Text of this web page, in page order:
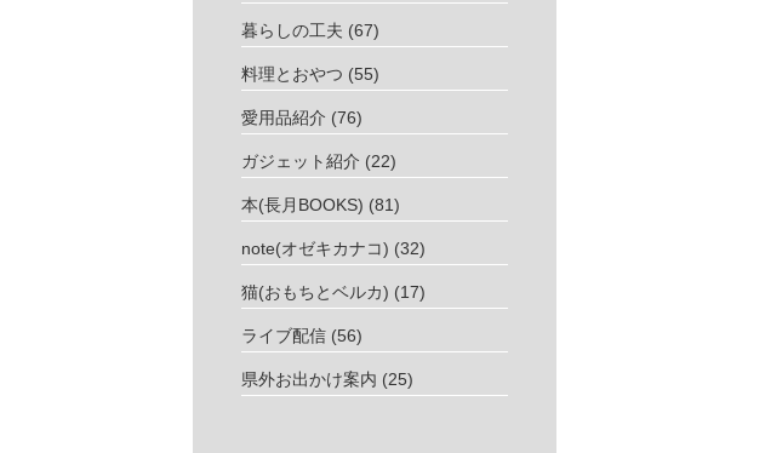
暮らしの工夫 (67)
料理とおやつ (55)
愛用品紹介 (76)
ガジェット紹介 (22)
本(長月BOOKS) (81)
note(オゼキカナコ) (32)
猫(おもちとベルカ) (17)
ライブ配信 (56)
県外お出かけ案内 (25)